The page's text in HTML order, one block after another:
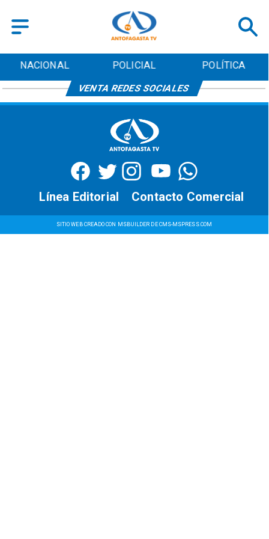
NACIONAL POLICIAL POLÍTICA
VENTA REDES SOCIALES
SITIO WEB CREADO CON MSBUILDER DE CMS-MSPRESS.COM
Contacto Comercial
Línea Editorial